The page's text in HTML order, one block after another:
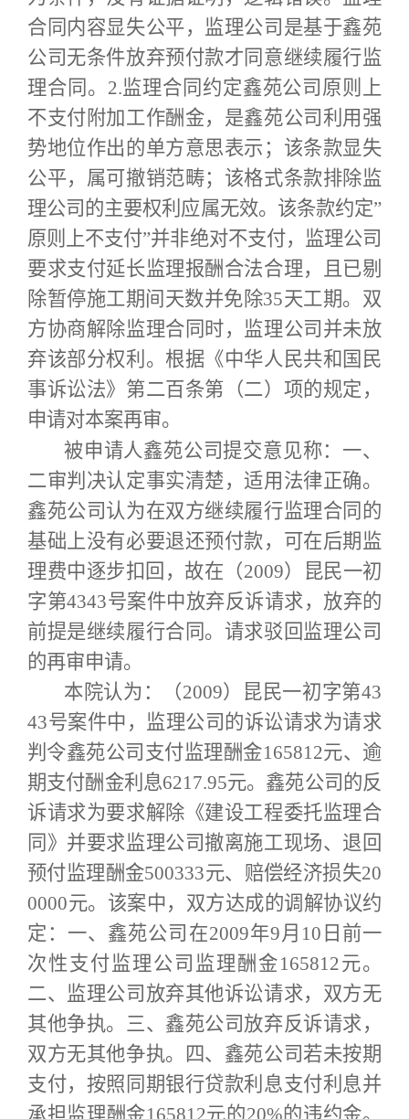
合同内容显失公平，监理公司是基于鑫苑
公司无条件放弃预付款才同意继续履行监
理合同。2.监理合同约定鑫苑公司原则上
不支付附加工作酬金，是鑫苑公司利用强
势地位作出的单方意思表示；该条款显失
公平，属可撤销范畴；该格式条款排除监
理公司的主要权利应属无效。该条款约定”
原则上不支付”并非绝对不支付，监理公司
要求支付延长监理报酬合法合理，且已剔
除暂停施工期间天数并免除35天工期。双
方协商解除监理合同时，监理公司并未放
弃该部分权利。根据《中华人民共和国民
事诉讼法》第二百条第（二）项的规定，
申请对本案再审。
被申请人鑫苑公司提交意见称：一、
二审判决认定事实清楚，适用法律正确。
鑫苑公司认为在双方继续履行监理合同的
基础上没有必要退还预付款，可在后期监
理费中逐步扣回，故在（2009）昆民一初
字第4343号案件中放弃反诉请求，放弃的
前提是继续履行合同。请求驳回监理公司
的再审申请。
本院认为：（2009）昆民一初字第43
43号案件中，监理公司的诉讼请求为请求
判令鑫苑公司支付监理酬金165812元、逾
期支付酬金利息6217.95元。鑫苑公司的反
诉请求为要求解除《建设工程委托监理合
同》并要求监理公司撤离施工现场、退回
预付监理酬金500333元、赔偿经济损失20
0000元。该案中，双方达成的调解协议约
定：一、鑫苑公司在2009年9月10日前一
次性支付监理公司监理酬金165812元。
二、监理公司放弃其他诉讼请求，双方无
其他争执。三、鑫苑公司放弃反诉请求，
双方无其他争执。四、鑫苑公司若未按期
支付，按照同期银行贷款利息支付利息并
承担监理酬金165812元的20%的违约金。